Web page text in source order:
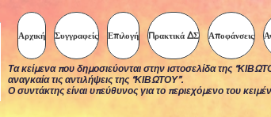
Αρχική Συγγραφείς Επιλογή Πρακτικά ΔΣ Αποφάνσεις
Τα κείμενα που δημοσιεύονται στην ιστοσελίδα της
αναγκαία τις αντιλήψεις της “ΚΙΒΩΤΟΥ”.
Ο συντάκτης είναι υπεύθυνος για το περιεχόμενο του